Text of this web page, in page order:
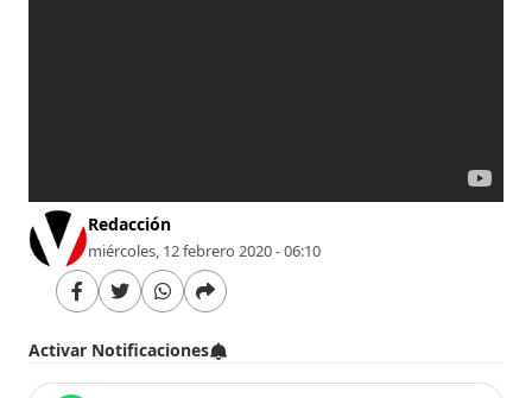
Redacción
miércoles, 12 febrero 2020 - 06:10
Activar Notificaciones